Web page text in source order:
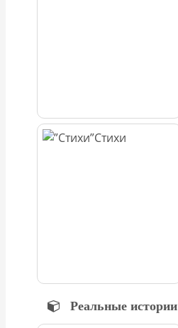
Стихи
Реальные истории